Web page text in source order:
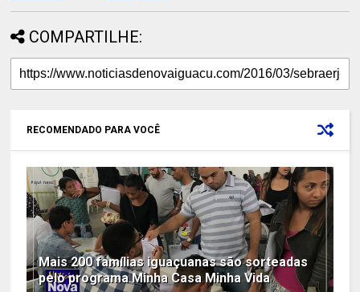
COMPARTILHE:
RECOMENDADO PARA VOCÊ
Mais 200 famílias iguaçuanas são sorteadas
pelo programa Minha Casa Minha Vida